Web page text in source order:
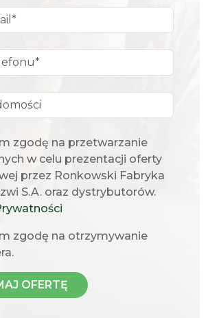
zgodę na przetwarzanie
w celu prezentacji oferty
przez Ronkowski Fabryka
S.A. oraz dystrybutorów.
zgodę na otrzymywanie